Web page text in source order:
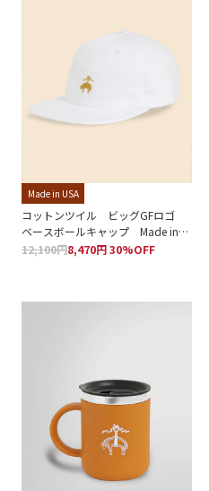
Made in USA
コットンツイル ビッグGFロゴ
ベースボールキャップ Made in
USA
12,100円8,470円 30%OFF